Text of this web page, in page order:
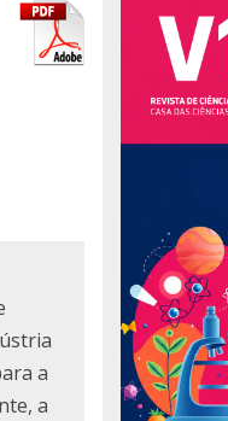
a
a